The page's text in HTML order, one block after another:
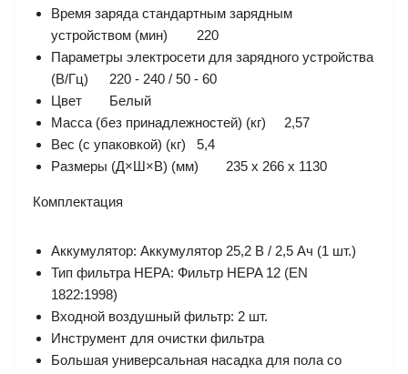
Время заряда стандартным зарядным
устройством (мин)
220
Параметры электросети для зарядного устройства
(В/Гц)
220 - 240 / 50 - 60
Цвет
Белый
Масса (без принадлежностей) (кг)
2,57
Вес (с упаковкой) (кг)
5,4
Размеры (Д×Ш×В) (мм)
235 x 266 x 1130
Комплектация
Аккумулятор: Аккумулятор 25,2 В / 2,5 Ач (1 шт.)
Тип фильтра HEPA: Фильтр HEPA 12 (EN
1822:1998)
Входной воздушный фильтр: 2 шт.
Инструмент для очистки фильтра
Большая универсальная насадка для пола со